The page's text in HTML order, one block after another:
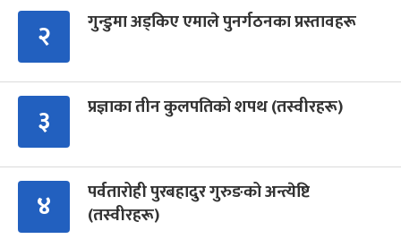
२ गुन्डुमा अड्किए एमाले पुनर्गठनका प्रस्तावहरू
३ प्रज्ञाका तीन कुलपतिको शपथ (तस्वीरहरू)
४
पर्वतारोही पुरबहादुर गुरुङको अन्त्येष्टि
(तस्वीरहरू)